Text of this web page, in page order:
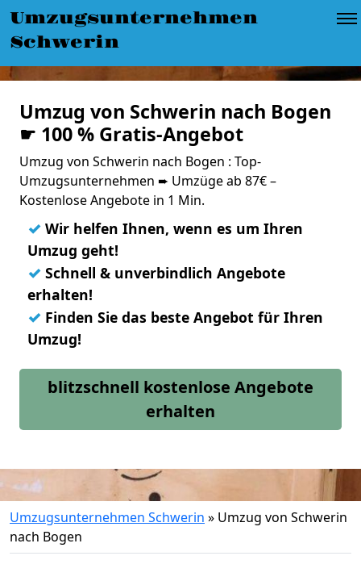
Umzugsunternehmen
Schwerin
Umzug von Schwerin nach Bogen
☛ 100 % Gratis-Angebot
Umzug von Schwerin nach Bogen : Top-
Umzugsunternehmen ➨ Umzüge ab 87€ –
Kostenlose Angebote in 1 Min.
✓ Wir helfen Ihnen, wenn es um Ihren
Umzug geht!
✓ Schnell & unverbindlich Angebote
erhalten!
✓ Finden Sie das beste Angebot für Ihren
Umzug!
blitzschnell kostenlose Angebote
erhalten
Umzugsunternehmen Schwerin » Umzug von Schwerin
nach Bogen